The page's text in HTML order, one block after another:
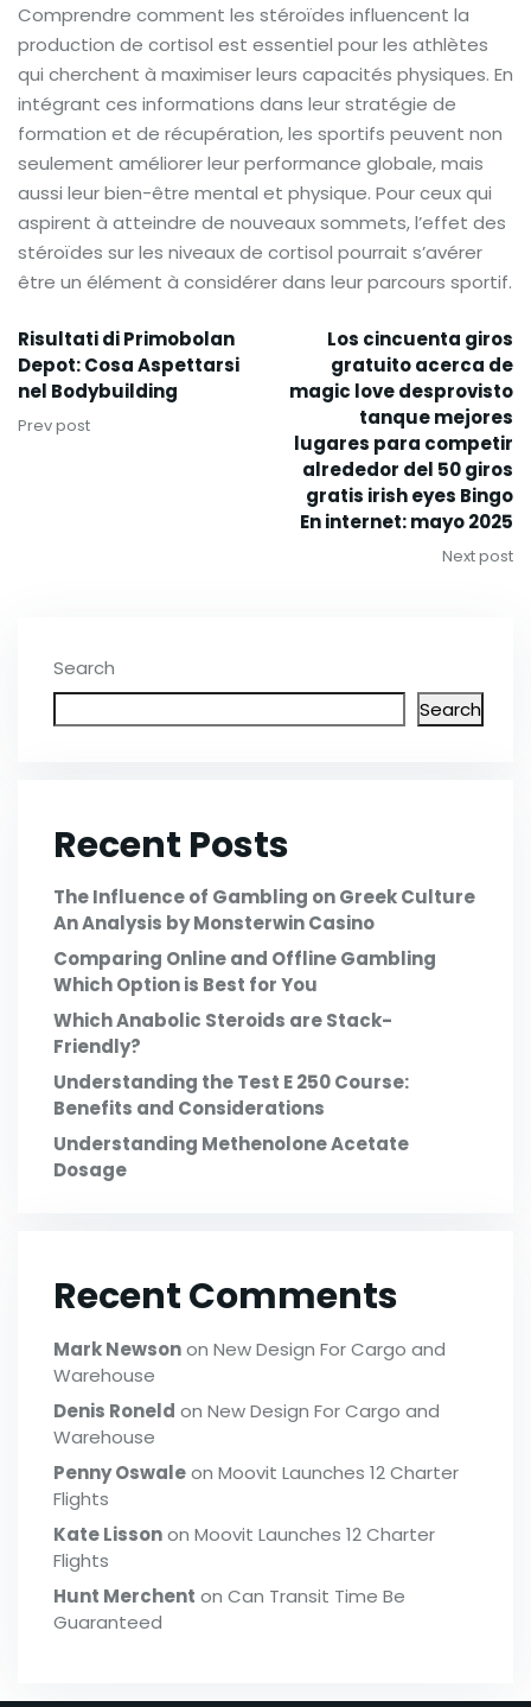
Comprendre comment les stéroïdes influencent la
production de cortisol est essentiel pour les athlètes
qui cherchent à maximiser leurs capacités physiques. En
intégrant ces informations dans leur stratégie de
formation et de récupération, les sportifs peuvent non
seulement améliorer leur performance globale, mais
aussi leur bien-être mental et physique. Pour ceux qui
aspirent à atteindre de nouveaux sommets, l’effet des
stéroïdes sur les niveaux de cortisol pourrait s’avérer
être un élément à considérer dans leur parcours sportif.
Risultati di Primobolan
Depot: Cosa Aspettarsi
nel Bodybuilding
Prev post
Los cincuenta giros
gratuito acerca de
magic love desprovisto
tanque mejores
lugares para competir
alrededor del 50 giros
gratis irish eyes Bingo
En internet: mayo 2025
Next post
Search
Search
Recent Posts
The Influence of Gambling on Greek Culture
An Analysis by Monsterwin Casino
Comparing Online and Offline Gambling
Which Option is Best for You
Which Anabolic Steroids are Stack-
Friendly?
Understanding the Test E 250 Course:
Benefits and Considerations
Understanding Methenolone Acetate
Dosage
Recent Comments
Mark Newsonon New Design For Cargo and
Warehouse
Denis Roneld on New Design For Cargo and
Warehouse
Penny Oswaleon Moovit Launches 12 Charter
Flights
Kate Lissonon Moovit Launches 12 Charter
Flights
Hunt Merchent on Can Transit Time Be
Guaranteed